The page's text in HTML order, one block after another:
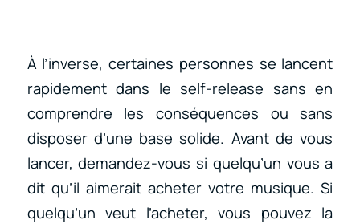
À l’inverse, certaines personnes se lancent
rapidement dans le self-release sans en
comprendre les conséquences ou sans
disposer d’une base solide. Avant de vous
lancer, demandez-vous si quelqu’un vous a
dit qu’il aimerait acheter votre musique. Si
quelqu’un veut l’acheter, vous pouvez la